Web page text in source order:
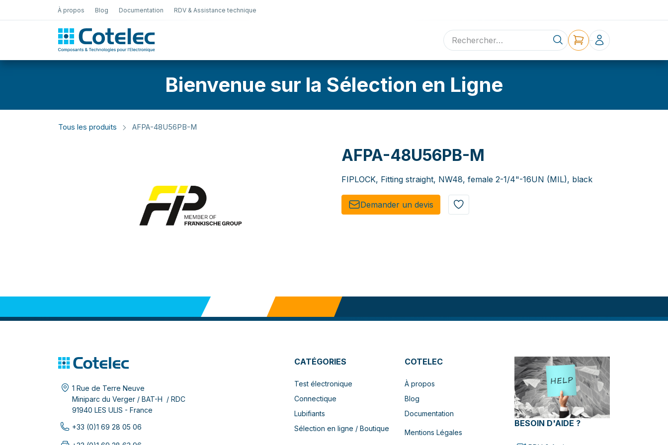
À propos Blog Documentation RDV & Assistance technique
Sélection en ligne Contact
Bienvenue sur la Sélection en Ligne
Tous les produits AFPA-48U56PB-M
AFPA-48U56PB-M
FIPLOCK, Fitting straight, NW48, female 2-1/4"-16UN (MIL), black
Demander un de​​vis​​
1 Rue de Terre Neuve
Miniparc du Verger / BAT-H / RDC
91940 LES ULIS - France
+33 (0)1 69 28 05 06
CATÉGORIES
Test électronique
Connectique
Lubifiants
Sélection en ligne / Boutique
COTELEC
À propos
Blog
Documentation
Mentions Légales
BESOIN D'AIDE ?